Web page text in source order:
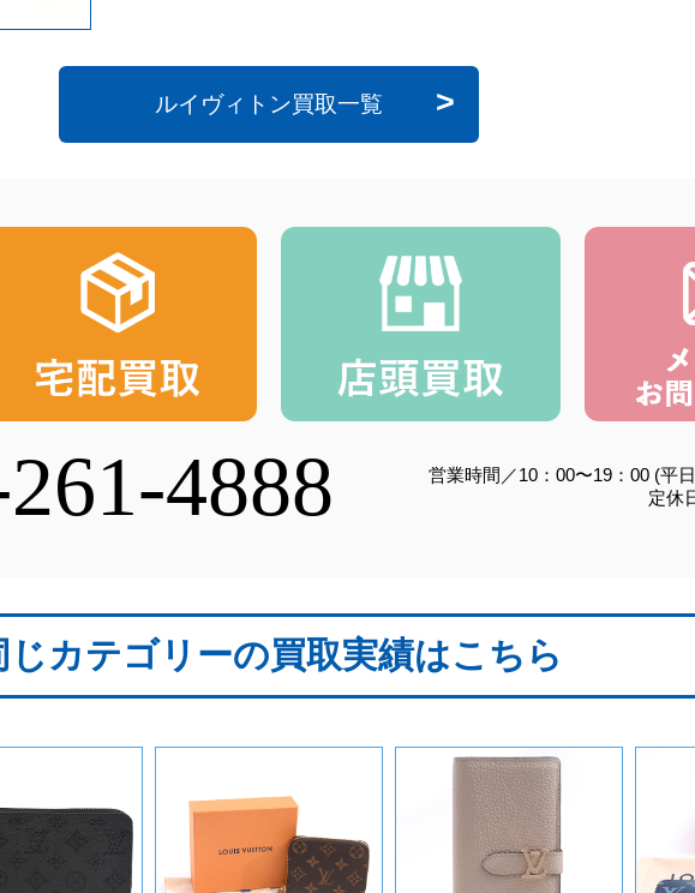
ルイヴィトン買取一覧
4888
営業時間／10：00〜19：00 (平
定休
じカテゴリーの買取実績はこちら